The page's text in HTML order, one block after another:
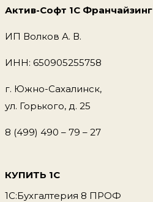
Актив-Софт 1С Франчайзинг
ИП Волков А. В.
ИНН: 650905255758
г. Южно-Сахалинск,
ул. Горького, д. 25
8 (499) 490 – 79 – 27
КУПИТЬ 1С
1С:Бухгалтерия 8 ПРОФ